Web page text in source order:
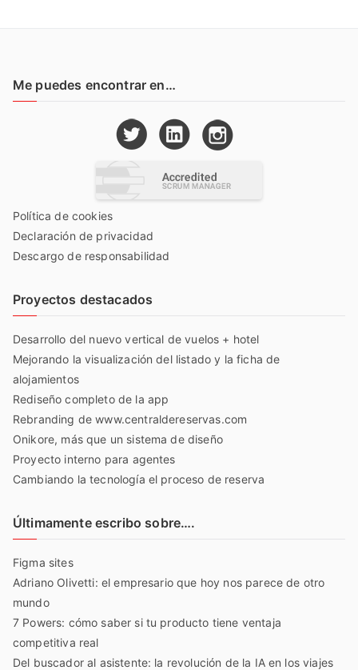
Me puedes encontrar en…
Política de cookies
Declaración de privacidad
Descargo de responsabilidad
Proyectos destacados
Desarrollo del nuevo vertical de vuelos + hotel
Mejorando la visualización del listado y la ficha de
alojamientos
Rediseño completo de la app
Rebranding de www.centraldereservas.com
Onikore, más que un sistema de diseño
Proyecto interno para agentes
Cambiando la tecnología el proceso de reserva
Últimamente escribo sobre….
Figma sites
Adriano Olivetti: el empresario que hoy nos parece de otro
mundo
7 Powers: cómo saber si tu producto tiene ventaja
competitiva real
Del buscador al asistente: la revolución de la IA en los viajes